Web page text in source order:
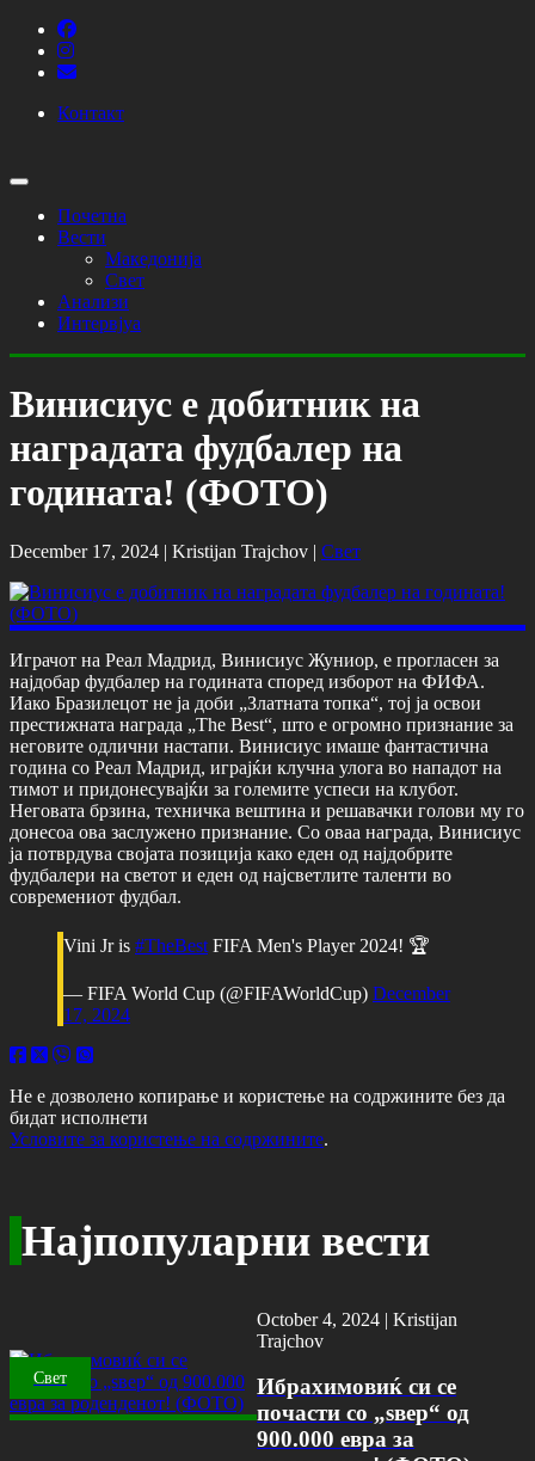
Контакт
Почетна
Вести
Македонија
Свет
Анализи
Интервјуа
Винисиус е добитник на
наградата фудбалер на
годината! (ФОТО)
December 17, 2024 | Kristijan Trajchov | Свет
Играчот на Реал Мадрид, Винисиус Жуниор, е прогласен за
најдобар фудбалер на годината според изборот на ФИФА.
Иако Бразилецот не ја доби „Златната топка“, тој ја освои
престижната награда „The Best“, што е огромно признание за
неговите одлични настапи. Винисиус имаше фантастична
година со Реал Мадрид, играјќи клучна улога во нападот на
тимот и придонесувајќи за големите успеси на клубот.
Неговата брзина, техничка вештина и решавачки голови му го
донесоа ова заслужено признание. Со оваа награда, Винисиус
ја потврдува својата позиција како еден од најдобрите
фудбалери на светот и еден од најсветлите таленти во
современиот фудбал.
Vini Jr is #TheBest FIFA Men's Player 2024! 🏆
— FIFA World Cup (@FIFAWorldCup) December
17, 2024
Не е дозволено копирање и користење на содржините без да
бидат исполнети
Условите за користење на содржините.
Најпопуларни вести
Свет
October 4, 2024 |Kristijan
Trajchov
Ибрахимовиќ си се
почасти со „ѕвер“ од
900.000 евра за